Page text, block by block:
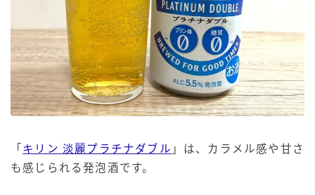
「 キリン 淡麗プラチナダブル 」は、カラメル感や甘さ
も感じられる発泡酒です。